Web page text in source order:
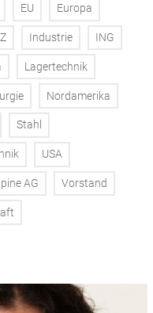
EU Europa
Industrie ING
Lagertechnik
Nordamerika
Stahl
USA
AG Vorstand